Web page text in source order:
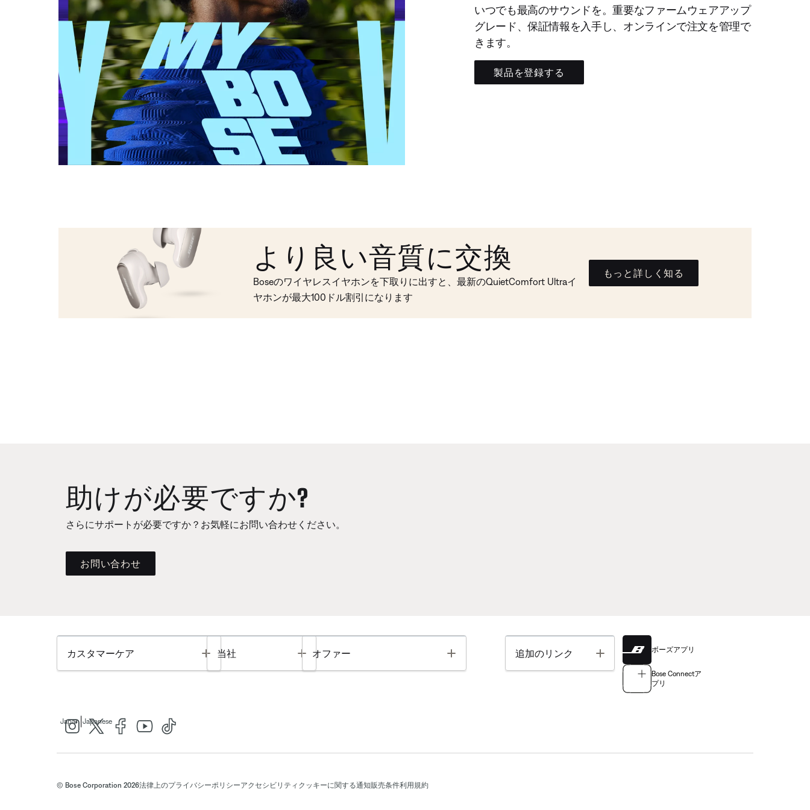
いつでも最高のサウンドを。重要なファームウェアアップ
グレード、保証情報を入手し、オンラインで注文を管理で
きます。
製品を登録する
より良い音質に交換
Boseのワイヤレスイヤホンを下取りに出すと、最新のQuietComfort Ultraイ
ヤホンが最大100ドル割引になります
もっと詳しく知る
助けが必要ですか?
さらにサポートが必要ですか？お気軽にお問い合わせください。
お問い合わせ
カスタマーケア Toggle
当社 Toggle
オファー Toggle 追加のリンク Toggle ボーズアプリ
Bose Connectア
プリ
Japan Japanese
© Bose Corporation 2026法律上のプライバシーポリシーアクセシビリティ クッキーに関する通知販売条件利用規約